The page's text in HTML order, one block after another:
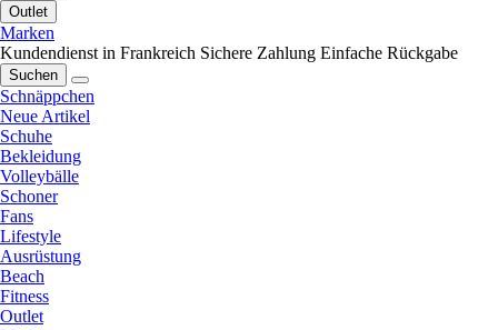
Outlet
Marken
Kundendienst in Frankreich Sichere Zahlung Einfache Rückgabe
Suchen
Schnäppchen
Neue Artikel
Schuhe
Bekleidung
Volleybälle
Schoner
Fans
Lifestyle
Ausrüstung
Beach
Fitness
Outlet